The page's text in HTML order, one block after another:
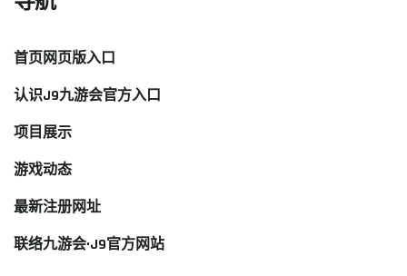
首页网页版入口
认识J9九游会官方入口
项目展示
游戏动态
最新注册网址
联络九游会·J9官方网站